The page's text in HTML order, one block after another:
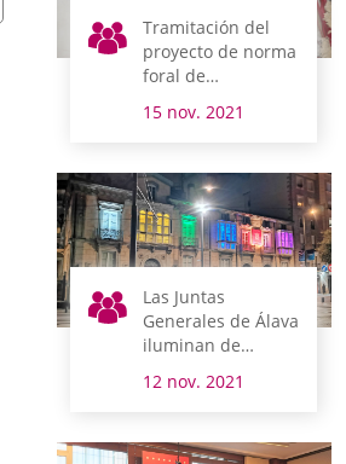
Tramitación del
proyecto de norma
foral de
Territorio Histórico
15 nov. 2021
Las Juntas
Generales de Álava
iluminan de
este fin de semana
12 nov. 2021